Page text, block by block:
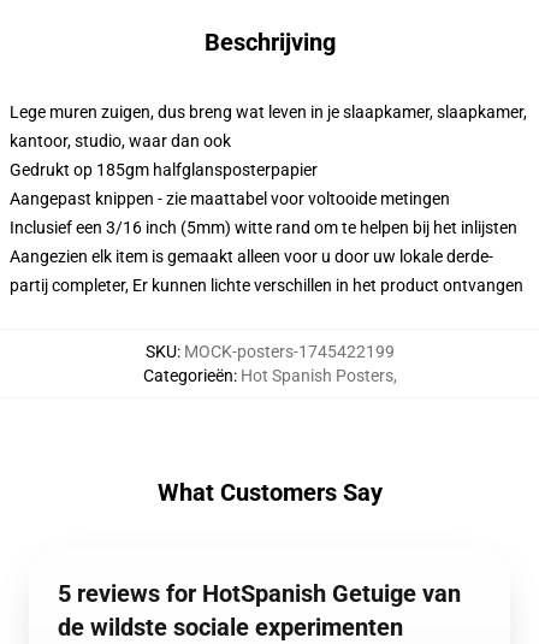
Beschrijving
Lege muren zuigen, dus breng wat leven in je slaapkamer, slaapkamer,
kantoor, studio, waar dan ook
Gedrukt op 185gm halfglansposterpapier
Aangepast knippen - zie maattabel voor voltooide metingen
Inclusief een 3/16 inch (5mm) witte rand om te helpen bij het inlijsten
Aangezien elk item is gemaakt alleen voor u door uw lokale derde-
partij completer, Er kunnen lichte verschillen in het product ontvangen
SKU: MOCK-posters-1745422199
Categorieën: Hot Spanish Posters,
What Customers Say
5 reviews for HotSpanish Getuige van
de wildste sociale experimenten